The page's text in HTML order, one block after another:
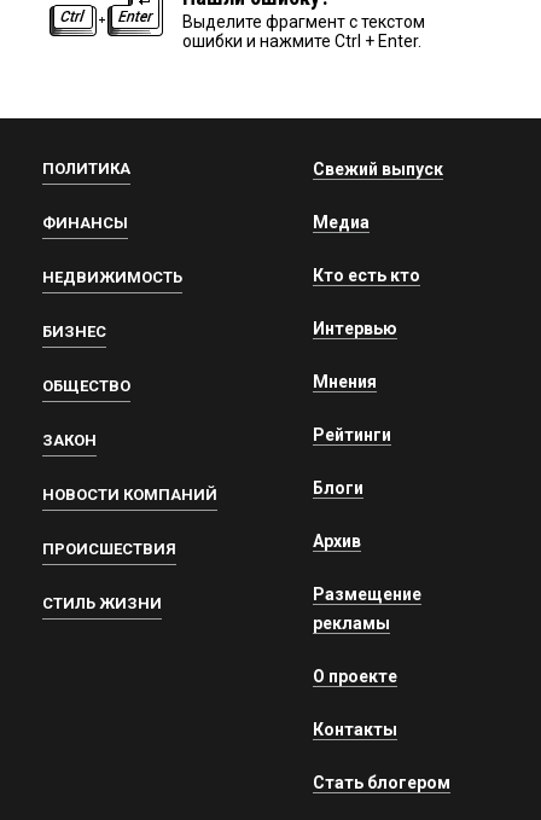
Выделите фрагмент с текстом
ошибки и нажмите Ctrl + Enter.
ПОЛИТИКА
ФИНАНСЫ
НЕДВИЖИМОСТЬ
БИЗНЕС
ОБЩЕСТВО
ЗАКОН
НОВОСТИ КОМПАНИЙ
ПРОИСШЕСТВИЯ
СТИЛЬ ЖИЗНИ
Свежий выпуск
Медиа
Кто есть кто
Интервью
Мнения
Рейтинги
Блоги
Архив
Размещение
рекламы
О проекте
Контакты
Стать блогером